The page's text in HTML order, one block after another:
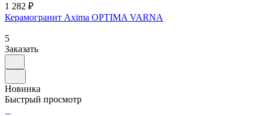
1 282 ₽
Керамогранит Axima OPTIMA VARNA
5
Заказать
Новинка
Быстрый просмотр